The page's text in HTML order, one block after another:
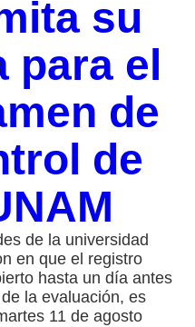
su
para el
de
de
de la universidad
en que el registro
hasta un día antes
la evaluación, es
11 de agosto